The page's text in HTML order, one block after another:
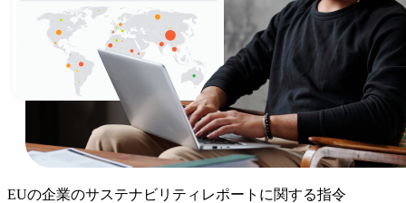
EUの企業のサステナビリティレポートに関する指令